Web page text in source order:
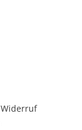
Widerruf